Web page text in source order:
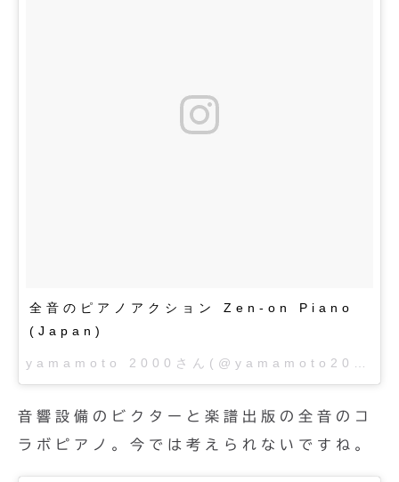
全音のピアノアクション Zen-on Piano
(Japan)
音響設備のビクターと楽譜出版の全音のコ
ラボピアノ。今では考えられないですね。